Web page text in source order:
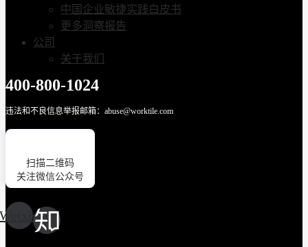
中国企业敏捷实践白皮书
更多洞察报告
公司
关于我们
400-800-1024
违法和不良信息举报邮箱：abuse@worktile.com
扫描二维码
关注微信公众号
Weixin